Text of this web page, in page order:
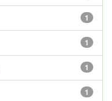
1
1
1
1